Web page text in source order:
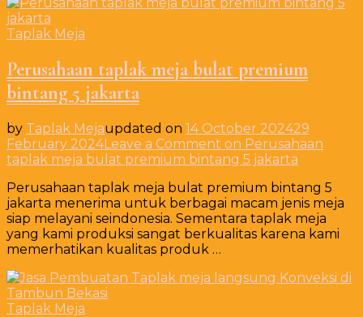
Taplak Meja
Perusahaan taplak meja bulat premium
bintang 5 jakarta
by Taplak Mejaupdated on 14 October 202429
February 2024Leave a Comment on Perusahaan
taplak meja bulat premium bintang 5 jakarta
Perusahaan taplak meja bulat premium bintang 5
jakarta menerima untuk berbagai macam jenis meja
siap melayani seindonesia. Sementara taplak meja
yang kami produksi sangat berkualitas karena kami
memerhatikan kualitas produk …
Taplak Meja